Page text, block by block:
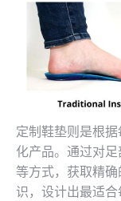
定制鞋垫则是根
化产品。通过对
等方式，获取精
识，设计出最适